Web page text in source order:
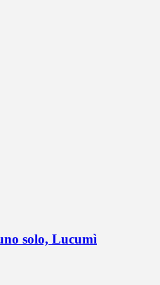
solo, Lucumì